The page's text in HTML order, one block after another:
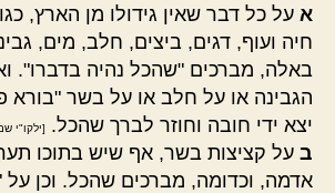
א על כל דבר שאין גידולו מן הארץ,
חיה ועוף, דגים, ביצים, חלב, מים,
באלה, מברכים "שהכל נהיה בדברו".
הגבינה או על חלב או על בשר "בורא
יצא ידי חובה וחוזר לברך שהכל.
[ילקו"י
ב על קציצות בשר, אף שיש בתוכו
אדמה, וכדומה, מברכים שהכל. וכן על